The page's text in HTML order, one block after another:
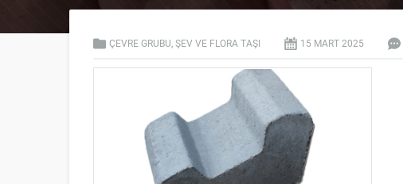
ÇEVRE GRUBU ŞEV VE FLORA TAŞI 15 MART2025